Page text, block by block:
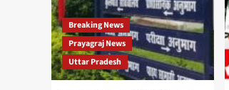
Breaking News
Prayagraj News
Uttar Pradesh